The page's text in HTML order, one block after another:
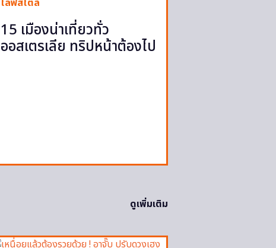
15 เมืองน่าเที่ยวทั่ว
ออสเตรเลีย ทริปหน้าต้องไป
ดูเพิ่มเติม